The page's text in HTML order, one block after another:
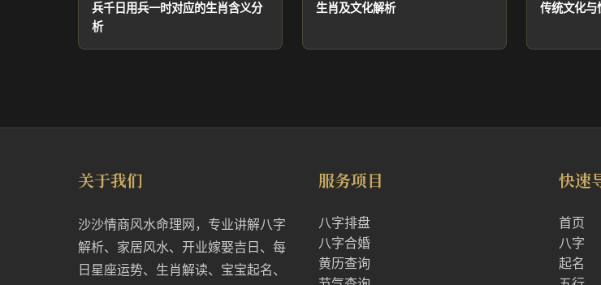
兵千日用兵一时对应的生肖含义分
析
生肖及文化解析
传统文化与
关于我们
沙沙情商风水命理网，专业讲解八字
解析、家居风水、开业嫁娶吉日、每
日星座运势、生肖解读、宝宝起名、
服务项目
八字排盘
八字合婚
黄历查询
快速
首页
八字
起名